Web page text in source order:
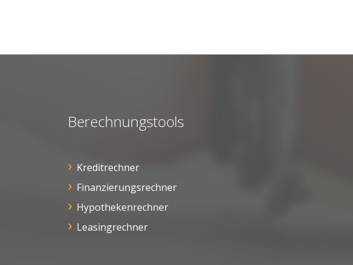
Berechnungstools
Kreditrechner
Finanzierungsrechner
Hypothekenrechner
Leasingrechner